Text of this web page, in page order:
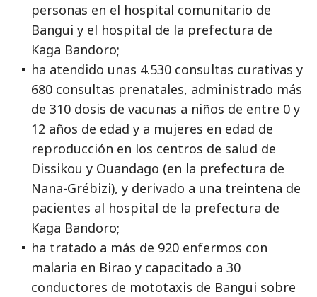
personas en el hospital comunitario de
Bangui y el hospital de la prefectura de
Kaga Bandoro;
ha atendido unas 4.530 consultas curativas y
680 consultas prenatales, administrado más
de 310 dosis de vacunas a niños de entre 0 y
12 años de edad y a mujeres en edad de
reproducción en los centros de salud de
Dissikou y Ouandago (en la prefectura de
Nana-Grébizi), y derivado a una treintena de
pacientes al hospital de la prefectura de
Kaga Bandoro;
ha tratado a más de 920 enfermos con
malaria en Birao y capacitado a 30
conductores de mototaxis de Bangui sobre